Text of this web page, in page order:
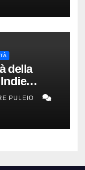
della
PULEIO